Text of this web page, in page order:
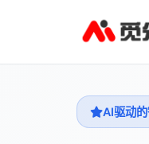
AI驱动